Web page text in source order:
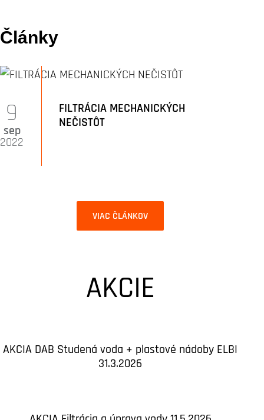
Články
FILTRÁCIA MECHANICKÝCH
NEČISTÔT
9
sep
2022
VIAC ČLÁNKOV
AKCIE
AKCIA DAB Studená voda + plastové nádoby ELBI
31.3.2026